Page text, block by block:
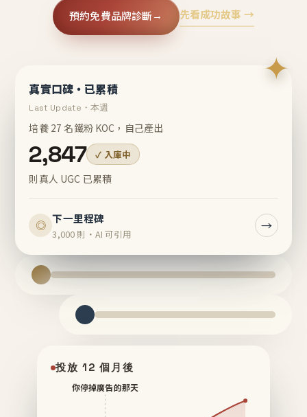
預約免費品牌診斷→ 先看成功故事 →
✦
真實口碑・已累積
Last Update・本週
培養 27 名鐵粉 KOC，自己產出
2,847 ✓ 入庫中
則真人 UGC 已累積
◎ 下一里程碑
3,000 則・AI 可引用
→
投放 12 個月後
你停掉廣告的那天